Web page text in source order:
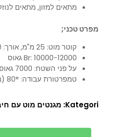
מתאים למזון, מתאים
מפרט טכני;
קוטר מוט: 25 מ"מ, אורך: 300 מ"מ
Br: 10000-12000 גאוס
על פני השטח: 7000 גאוס
טמפרטורת עבודה: 80° (מומלץ 150°C)
Kategori: מגנטים מוט עם